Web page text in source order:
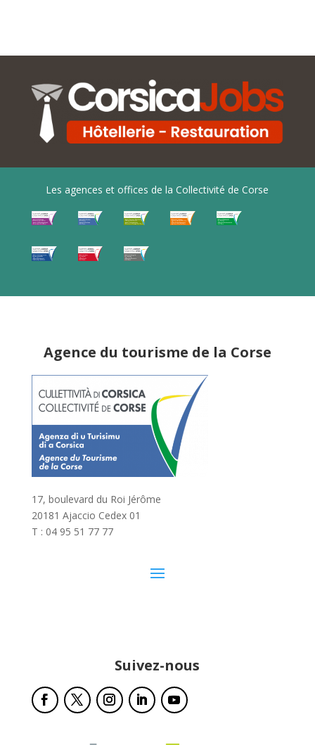
Les agences et offices de la Collectivité de Corse
Agence du tourisme de la Corse
17, boulevard du Roi Jérôme
20181 Ajaccio Cedex 01
T : 04 95 51 77 77
Suivez-nous